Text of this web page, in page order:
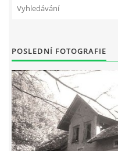
Tento projekt je
města
© 2026 eStránky.cz |
POSLEDNÍ FOTOGRAFIE